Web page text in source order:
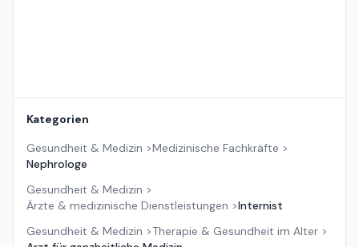
Kategorien
Gesundheit & Medizin >Medizinische Fachkräfte >
Nephrologe
Gesundheit & Medizin >
Ärzte & medizinische Dienstleistungen >Internist
Gesundheit & Medizin >Therapie & Gesundheit im Alter >